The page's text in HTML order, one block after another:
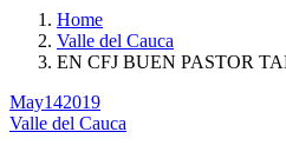
Home
Valle del Cauca
EN CFJ BUEN PASTOR
May142019
Valle del Cauca